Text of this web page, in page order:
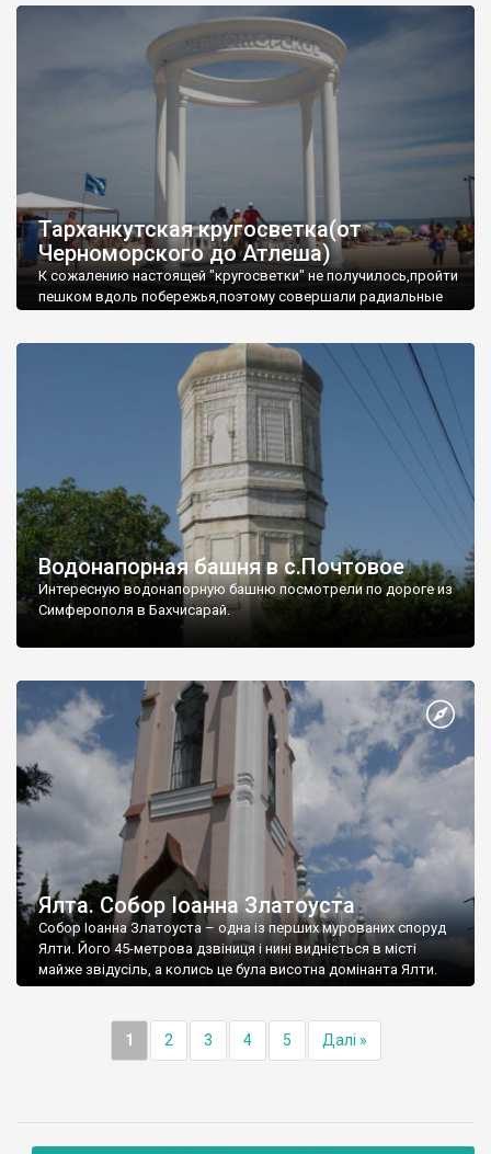
Тарханкутская кругосветка(от
Черноморского до Атлеша)
К сожалению настоящей "кругосветки" не получилось,пройти
пешком вдоль побережья,поэтому совершали радиальные
Водонапорная башня в с.Почтовое
Интересную водонапорную башню посмотрели по дороге из
Симферополя в Бахчисарай.
Ялта. Собор Іоанна Златоуста
Собор Іоанна Златоуста – одна із перших мурованих споруд
Ялти. Його 45-метрова дзвіниця і нині видніється в місті
майже звідусіль, а колись це була висотна домінанта Ялти.
1 2 3 4 5 Далі »